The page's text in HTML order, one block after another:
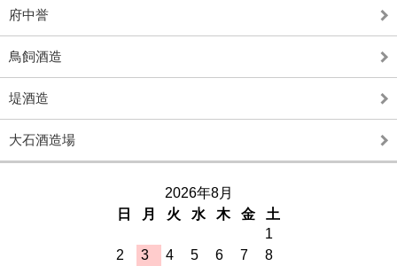
府中誉
鳥飼酒造
堤酒造
大石酒造場
2026年8月
日
月 火 水 木 金
土
1
2
3 4 5 6 7
8